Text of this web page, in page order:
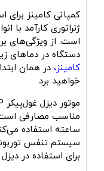
کمپانی کامینز
ژنراتوری کارآمد با
است. از ویژگی‌های
دستگاه در دماهای زیر 20 درجه است. با
کامینز، در همان
خواهید برد.
سیستم تنفس
برای استفاده در